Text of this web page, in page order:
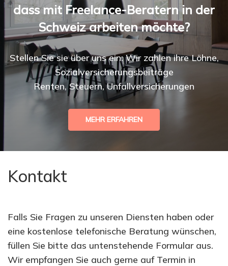
dass mit Freelance-Beratern in der
Schweiz arbeiten möchte?
Stellen Sie sie über uns ein: Wir zahlen ihre Löhne,
Sozialversicherungsbeiträge
Renten, Steuern, Unfallversicherungen
MEHR ERFAHREN
Kontakt
Falls Sie Fragen zu unseren Diensten haben oder
eine kostenlose telefonische Beratung wünschen,
füllen Sie bitte das untenstehende Formular aus.
Wir empfangen Sie auch gerne auf Termin in